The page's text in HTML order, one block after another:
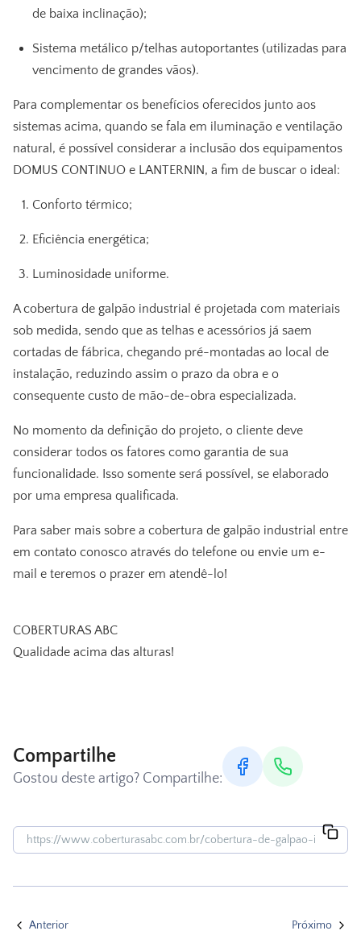
de baixa inclinação);
Sistema metálico p/telhas autoportantes (utilizadas para
vencimento de grandes vãos).
Para complementar os benefícios oferecidos junto aos
sistemas acima, quando se fala em iluminação e ventilação
natural, é possível considerar a inclusão dos equipamentos
DOMUS CONTINUO e LANTERNIN, a fim de buscar o ideal:
Conforto térmico;
Eficiência energética;
Luminosidade uniforme.
Acobertura de galpão industrial é projetada com materiais
sob medida, sendo que as telhas e acessórios já saem
cortadas de fábrica, chegando pré-montadas ao local de
instalação, reduzindo assim o prazo da obra e o
consequente custo de mão-de-obra especializada.
No momento da definição do projeto, o cliente deve
considerar todos os fatores como garantia de sua
funcionalidade. Isso somente será possível, se elaborado
por uma empresa qualificada.
Para saber mais sobre a cobertura de galpão industrial entre
em contato conosco através do telefone ou envie um e-
mail e teremos o prazer em atendê-lo!
COBERTURAS ABC
Qualidade acima das alturas!
Compartilhe
Gostou deste artigo? Compartilhe:
Anterior Próximo